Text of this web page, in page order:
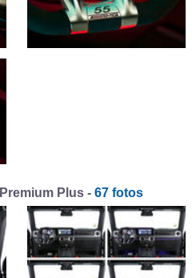
Plus - 67 fotos